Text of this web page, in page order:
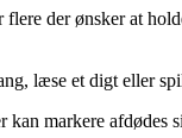
der ønsker at
læse et digt eller
markere afdødes